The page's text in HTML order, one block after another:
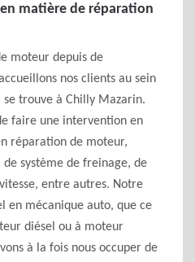
matière de réparation
moteur depuis de
nos clients au sein
trouve à Chilly Mazarin.
faire une intervention en
réparation de moteur,
système de freinage, de
entre autres. Notre
en mécanique auto, que ce
diésel ou à moteur
à la fois nous occuper de